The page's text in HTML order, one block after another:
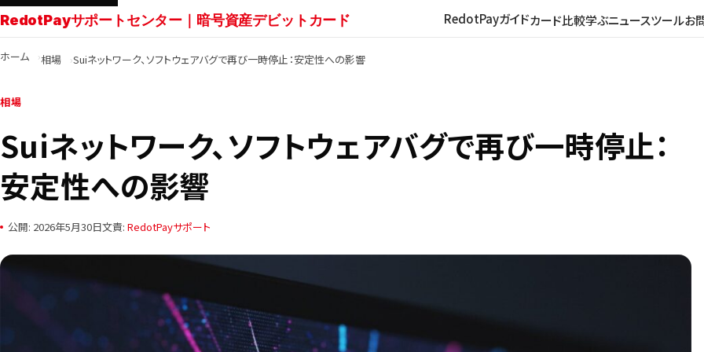
RedotPayサポートセンター｜暗号資産デビットカード RedotPayガイドカード比較学ぶニュースツールお
ホーム
相場 Suiネットワーク、ソフトウェアバグで再び一時停止：安定性への影響
相場
Suiネットワーク、ソフトウェアバグで再び一時停止：
安定性への影響
公開: 2026年5月30日文責: RedotPayサポート